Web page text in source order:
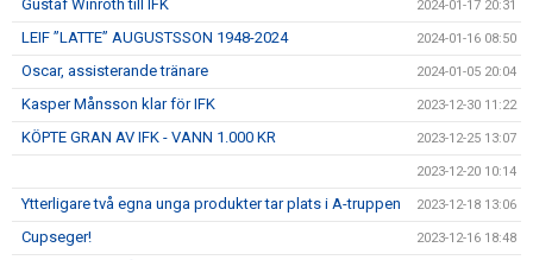
Gustaf Winroth till IFK 2024-01-17 20:31
LEIF ”LATTE” AUGUSTSSON 1948-2024 2024-01-16 08:50
Oscar, assisterande tränare 2024-01-05 20:04
Kasper Månsson klar för IFK 2023-12-30 11:22
KÖPTE GRAN AV IFK - VANN 1.000 KR 2023-12-25 13:07
2023-12-20 10:14
Ytterligare två egna unga produkter tar plats i A-truppen 2023-12-18 13:06
Cupseger! 2023-12-16 18:48